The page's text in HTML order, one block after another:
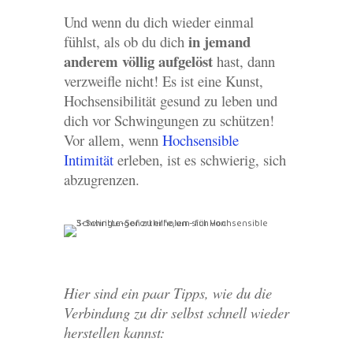
Und wenn du dich wieder einmal
fühlst, als ob du dich in jemand
anderem völlig aufgelösthast, dann
verzweifle nicht! Es ist eine Kunst,
Hochsensibilität gesund zu leben und
dich vor Schwingungen zu schützen!
Vor allem, wenn Hochsensible
Intimitäterleben, ist es schwierig, sich
abzugrenzen.
Hier sind ein paar Tipps, wie du die
Verbindung zu dir selbst schnell wieder
herstellen kannst: